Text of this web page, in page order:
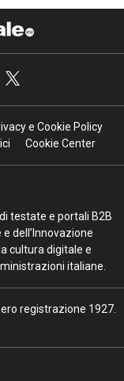
e Cookie Policy
Cookie Center
testate e portali B2B
dell’Innovazione
cultura digitale e
italiane.
registrazione 1927.